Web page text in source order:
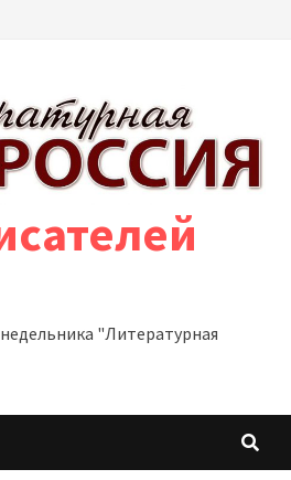
"Литературная